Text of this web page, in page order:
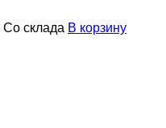
Со склада В корзину